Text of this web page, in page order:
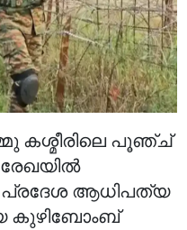
കശ്മീരിലെ പൂഞ്ച്
പ്രദേശ ആധിപത്യ
കുഴിബോംബ്